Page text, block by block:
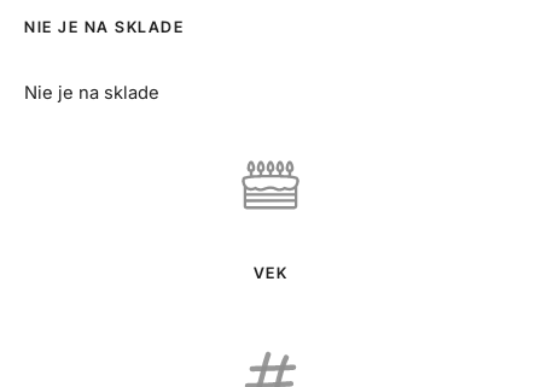
NIE JE NA SKLADE
Nie je na sklade
VEK